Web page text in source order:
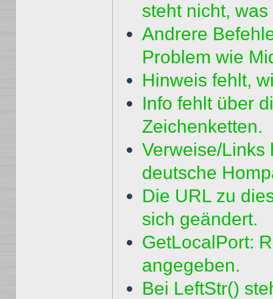
steht nicht,
Andrere
Problem wie
Hinweis fehlt,
Info fehlt über
Zeichenketten.
Verweise/Links
deutsche
Die URL zu
sich geändert.
GetLocalPort:
angegeben.
Bei LeftStr()